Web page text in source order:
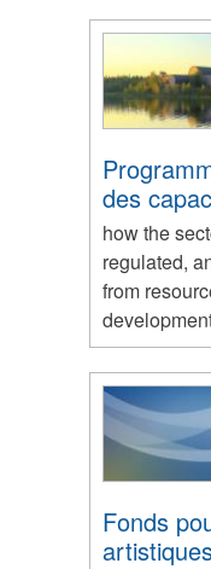
des
how the
regulated,
from
Fonds